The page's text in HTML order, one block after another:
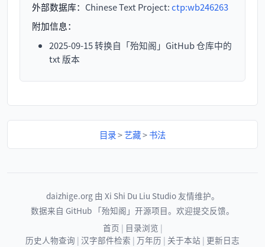
外部数据库： Chinese Text Project:ctp:wb246263
附加信息：
2025-09-15 转换自「殆知阁」GitHub 仓库中的
txt 版本
目录>艺藏>书法
daizhige.org由 Xi Shi Du Liu Studio友情维护。
数据来自 GitHub 「殆知阁」 开源项目。欢迎提交反馈。
首页 | 目录浏览 |
历史人物查询 | 汉字部件检索 | 万年历 | 关于本站 | 更新日志